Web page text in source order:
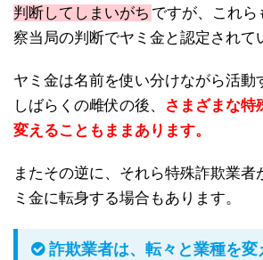
判断してしまいがち ですが、これ
察当局の判断でヤミ金と認定されて
ヤミ金は名前を使い分けながら活動
しばらくの雌伏の後、
さまざまな特
変えることもままあります。
またその逆に、それら特殊詐欺業者
ミ金に転身する場合もあります。
詐欺業者は、転々と業種を